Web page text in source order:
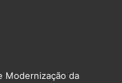
Modernização da